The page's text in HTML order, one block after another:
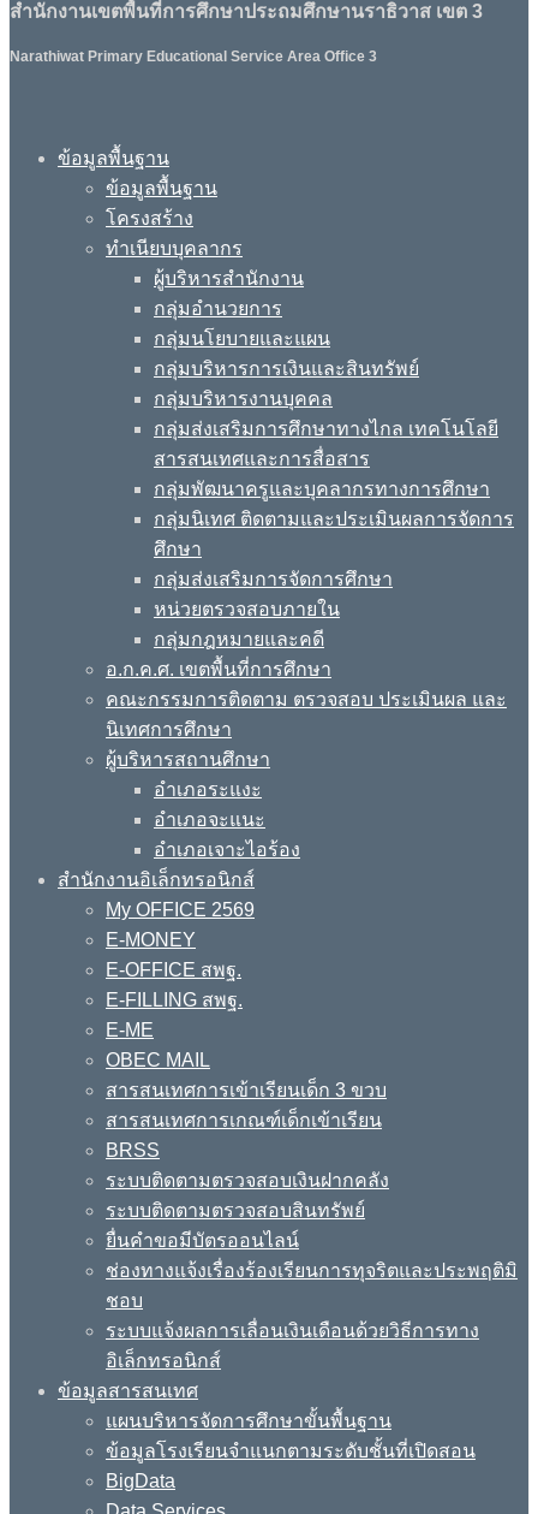
สำนักงานเขตพื้นที่การศึกษาประถมศึกษานราธิวาส เขต 3
Narathiwat Primary Educational Service Area Office 3
ข้อมูลพื้นฐาน
ข้อมูลพื้นฐาน
โครงสร้าง
ทำเนียบบุคลากร
ผู้บริหารสำนักงาน
กลุ่มอำนวยการ
กลุ่มนโยบายและแผน
กลุ่มบริหารการเงินและสินทรัพย์
กลุ่มบริหารงานบุคคล
กลุ่มส่งเสริมการศึกษาทางไกล เทคโนโลยี
สารสนเทศและการสื่อสาร
กลุ่มพัฒนาครูและบุคลากรทางการศึกษา
กลุ่มนิเทศ ติดตามและประเมินผลการจัดการ
ศึกษา
กลุ่มส่งเสริมการจัดการศึกษา
หน่วยตรวจสอบภายใน
กลุ่มกฎหมายและคดี
อ.ก.ค.ศ. เขตพื้นที่การศึกษา
คณะกรรมการติดตาม ตรวจสอบ ประเมินผล และ
นิเทศการศึกษา
ผู้บริหารสถานศึกษา
อำเภอระแงะ
อำเภอจะแนะ
อำเภอเจาะไอร้อง
สำนักงานอิเล็กทรอนิกส์
My OFFICE 2569
E-MONEY
E-OFFICE สพฐ.
E-FILLING สพฐ.
E-ME
OBEC MAIL
สารสนเทศการเข้าเรียนเด็ก 3 ขวบ
สารสนเทศการเกณฑ์เด็กเข้าเรียน
BRSS
ระบบติดตามตรวจสอบเงินฝากคลัง
ระบบติดตามตรวจสอบสินทรัพย์
ยื่นคำขอมีบัตรออนไลน์
ช่องทางแจ้งเรื่องร้องเรียนการทุจริตและประพฤติมิ
ชอบ
ระบบแจ้งผลการเลื่อนเงินเดือนด้วยวิธีการทาง
อิเล็กทรอนิกส์
ข้อมูลสารสนเทศ
แผนบริหารจัดการศึกษาขั้นพื้นฐาน
ข้อมูลโรงเรียนจำแนกตามระดับชั้นที่เปิดสอน
BigData